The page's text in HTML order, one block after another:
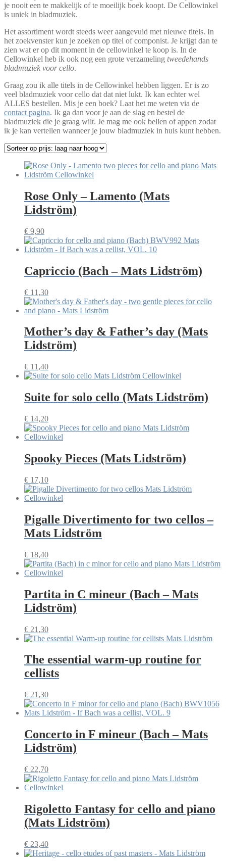
je nooit een te makkelijk of te moeilijk boek koopt. De Cellowinkel
is uniek in bladmuziek.
Het assortiment wordt steeds weer aangevuld met nieuwe titels. In
het zoekvenster kun je zoeken op titel of componist. Je krijgt dan te
zien wat er op dit moment in de cellowinkel te koop is. In de
Cellowinkel heb ik ook nog een grote verzameling tweedehands
bladmuziek voor cello.
Graag zou ik alle titels in de Cellowinkel hebben liggen. Er is zo
veel bladmuziek voor cello dat dat niet lukt. Ik kan echter wel
ALLES bestellen. Mis je een boek? Laat het me weten via de
contact pagina. Ik ga dan voor je aan de slag en bestel de
bladmuziek die je graag wilt. Je mag me ook bellen of appen zodat
ik je kan vertellen wanneer je jouw bladmuziek in huis kunt hebben.
Rose Only – Lamento (Mats
Lidström)
€ 9,90
Capriccio (Bach – Mats Lidström)
€ 11,30
Mother’s day & Father’s day (Mats
Lidström)
€ 11,40
Suite for solo cello (Mats Lidström)
€ 14,20
Spooky Pieces (Mats Lidström)
€ 17,10
Pigalle Divertimento for two cellos –
Mats Lidström
€ 18,40
Partita in C mineur (Bach – Mats
Lidström)
€ 21,30
The essential warm-up routine for
cellists
€ 21,30
Concerto in F mineur (Bach – Mats
Lidström)
€ 22,70
Rigoletto Fantasy for cello and piano
(Mats Lidström)
€ 23,40